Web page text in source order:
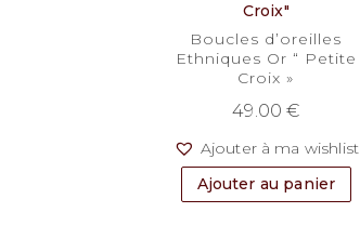
Boucles d’oreilles
Ethniques Or “ Petite
Croix »
49.00€
Ajouter à ma wishlist
Ajouter au panier